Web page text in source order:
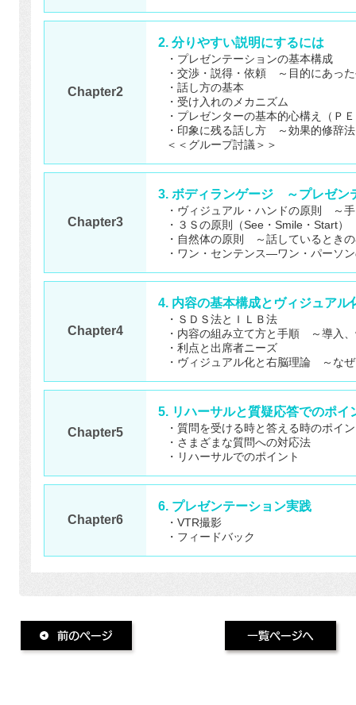
Chapter2
2. 分りやすい説明にするには
・プレゼンテーションの基本構成
・交渉・説得・依頼 ～目的にあっ
・話し方の基本
・受け入れのメカニズム
・プレゼンターの基本的心構え（Ｐ
・印象に残る話し方 ～効果的修辞法
＜＜グループ討議＞＞
Chapter3
3. ボディランゲージ ～プレゼン
・ヴィジュアル・ハンドの原則 ～
・３Ｓの原則（See・Smile・Start
・自然体の原則 ～話しているとき
・ワン・センテンス―ワン・パーソ
Chapter4
4. 内容の基本構成とヴィジュアル
・ＳＤＳ法とＩＬＢ法
・内容の組み立て方と手順 ～導入
・利点と出席者ニーズ
・ヴィジュアル化と右脳理論 ～な
Chapter5
5. リハーサルと質疑応答でのポイ
・質問を受ける時と答える時のポイ
・さまざまな質問への対応法
・リハーサルでのポイント
Chapter6
6. プレゼンテーション実践
・VTR撮影
・フィードバック